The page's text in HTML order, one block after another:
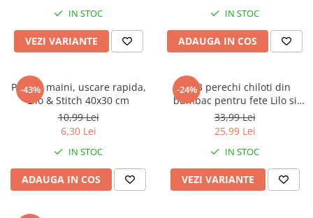
Pantofi sport fete
Sandale fete
IN STOC
VEZI VARIANTE
IN STOC
ADAUGA IN COS
-43%
Prosop maini, uscare rapida,
Lilo & Stitch 40x30 cm
10,99 Lei
6,30 Lei
IN STOC
ADAUGA IN COS
-24%
Set 3 perechi chiloti din
bumbac pentru fete Lilo si
Stitch
33,99 Lei
25,99 Lei
IN STOC
VEZI VARIANTE